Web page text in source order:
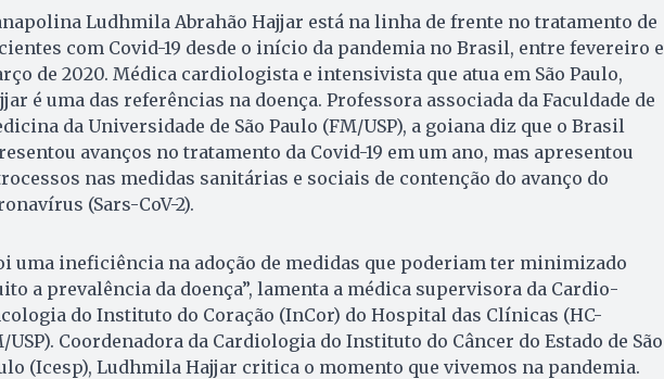
Ludhmila Abrahão Hajjar está na linha de frente no tratamento de
com Covid-19 desde o início da pandemia no Brasil, entre fevereiro e
de 2020. Médica cardiologista e intensivista que atua em São Paulo,
é uma das referências na doença. Professora associada da Faculdade de
da Universidade de São Paulo (FM/USP), a goiana diz que o Brasil
avanços no tratamento da Covid-19 em um ano, mas apresentou
nas medidas sanitárias e sociais de contenção do avanço do
(Sars-CoV-2).
uma ineficiência na adoção de medidas que poderiam ter minimizado
a prevalência da doença”, lamenta a médica supervisora da Cardio-
do Instituto do Coração (InCor) do Hospital das Clínicas (HC-
USP). Coordenadora da Cardiologia do Instituto do Câncer do Estado de São
(Icesp), Ludhmila Hajjar critica o momento que vivemos na pandemia.